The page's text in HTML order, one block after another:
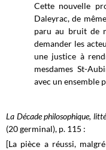
Cette nouvelle
Daleyrac, de
paru au bruit de
demander les
une justice à
mesdames St-
avec un ensemble
La Décade philosophique,
(20 germinal), p. 115 :
[La pièce a réussi,